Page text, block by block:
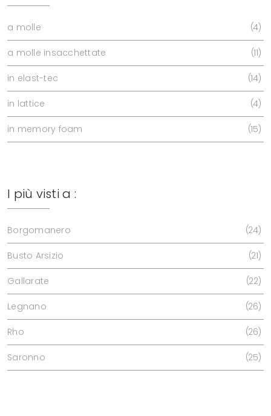
a molle 4
a molle insacchettate 11
in elast-tec 14
in lattice 4
in memory foam 15
I più visti a :
Borgomanero 24
Busto Arsizio 21
Gallarate 22
Legnano 26
Rho 26
Saronno 25